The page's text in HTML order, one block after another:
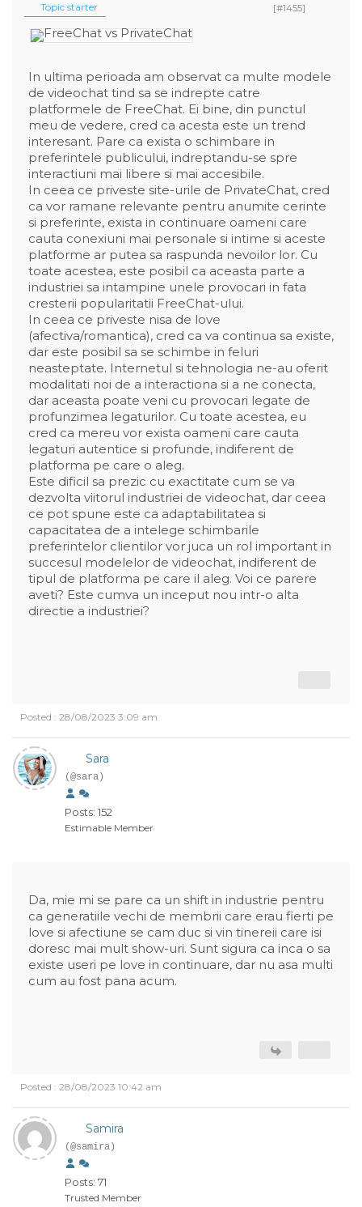
Topic starter [#1455]
In ultima perioada am observat ca multe modele
de videochat tind sa se indrepte catre
platformele de FreeChat. Ei bine, din punctul
meu de vedere, cred ca acesta este un trend
interesant. Pare ca exista o schimbare in
preferintele publicului, indreptandu-se spre
interactiuni mai libere si mai accesibile.
In ceea ce priveste site-urile de PrivateChat, cred
ca vor ramane relevante pentru anumite cerinte
si preferinte, exista in continuare oameni care
cauta conexiuni mai personale si intime si aceste
platforme ar putea sa raspunda nevoilor lor. Cu
toate acestea, este posibil ca aceasta parte a
industriei sa intampine unele provocari in fata
cresterii popularitatii FreeChat-ului.
In ceea ce priveste nisa de love
(afectiva/romantica), cred ca va continua sa existe,
dar este posibil sa se schimbe in feluri
neasteptate. Internetul si tehnologia ne-au oferit
modalitati noi de a interactiona si a ne conecta,
dar aceasta poate veni cu provocari legate de
profunzimea legaturilor. Cu toate acestea, eu
cred ca mereu vor exista oameni care cauta
legaturi autentice si profunde, indiferent de
platforma pe care o aleg.
Este dificil sa prezic cu exactitate cum se va
dezvolta viitorul industriei de videochat, dar ceea
ce pot spune este ca adaptabilitatea si
capacitatea de a intelege schimbarile
preferintelor clientilor vor juca un rol important in
succesul modelelor de videochat, indiferent de
tipul de platforma pe care il aleg. Voi ce parere
aveti? Este cumva un inceput nou intr-o alta
directie a industriei?
Posted : 28/08/2023 3:09 am
Sara
(@sara)
Posts: 152
Estimable Member
Da, mie mi se pare ca un shift in industrie pentru
ca generatiile vechi de membrii care erau fierti pe
love si afectiune se cam duc si vin tinereii care isi
doresc mai mult show-uri. Sunt sigura ca inca o sa
existe useri pe love in continuare, dar nu asa multi
cum au fost pana acum.
Posted : 28/08/2023 10:42 am
Samira
(@samira)
Posts: 71
Trusted Member